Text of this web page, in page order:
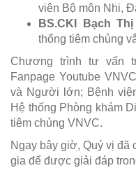
viên Bộ môn Nhi,
BS.CKI Bạch
thống tiêm chủng
Chương trình tư vấn
Fanpage Youtube
và Người lớn; Bệnh
Hệ thống Phòng khám
tiêm chủng VNVC.
Ngay bây giờ, Quý vị đã
gia để được giải đáp